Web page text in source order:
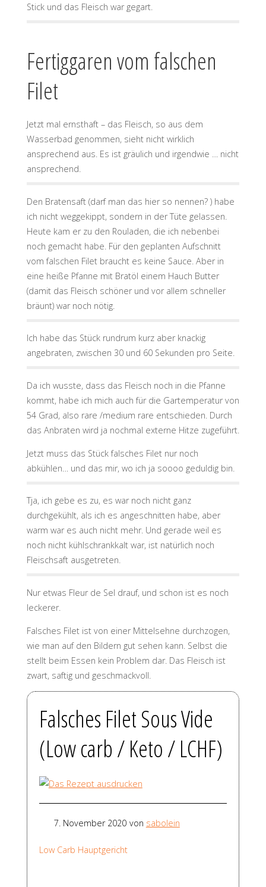
Stick und das Fleisch war gegart.
Fertiggaren vom falschen
Filet
Jetzt mal ernsthaft – das Fleisch, so aus dem
Wasserbad genommen, sieht nicht wirklich
ansprechend aus. Es ist gräulich und irgendwie … nicht
ansprechend.
Den Bratensaft (darf man das hier so nennen? ) habe
ich nicht weggekippt, sondern in der Tüte gelassen.
Heute kam er zu den Rouladen, die ich nebenbei
noch gemacht habe. Für den geplanten Aufschnitt
vom falschen Filet braucht es keine Sauce. Aber in
eine heiße Pfanne mit Bratöl einem Hauch Butter
(damit das Fleisch schöner und vor allem schneller
bräunt) war noch nötig.
Ich habe das Stück rundrum kurz aber knackig
angebraten, zwischen 30 und 60 Sekunden pro Seite.
Da ich wusste, dass das Fleisch noch in die Pfanne
kommt, habe ich mich auch für die Gartemperatur von
54 Grad, also rare /medium rare entschieden. Durch
das Anbraten wird ja nochmal externe Hitze zugeführt.
Jetzt muss das Stück falsches Filet nur noch
abkühlen… und das mir, wo ich ja soooo geduldig bin.
Tja, ich gebe es zu, es war noch nicht ganz
durchgekühlt, als ich es angeschnitten habe, aber
warm war es auch nicht mehr. Und gerade weil es
noch nicht kühlschrankkalt war, ist natürlich noch
Fleischsaft ausgetreten.
Nur etwas Fleur de Sel drauf, und schon ist es noch
leckerer.
Falsches Filet ist von einer Mittelsehne durchzogen,
wie man auf den Bildern gut sehen kann. Selbst die
stellt beim Essen kein Problem dar. Das Fleisch ist
zwart, saftig und geschmackvoll.
Falsches Filet Sous Vide
(Low carb / Keto / LCHF)
7. November 2020 von sabolein
Low Carb Hauptgericht